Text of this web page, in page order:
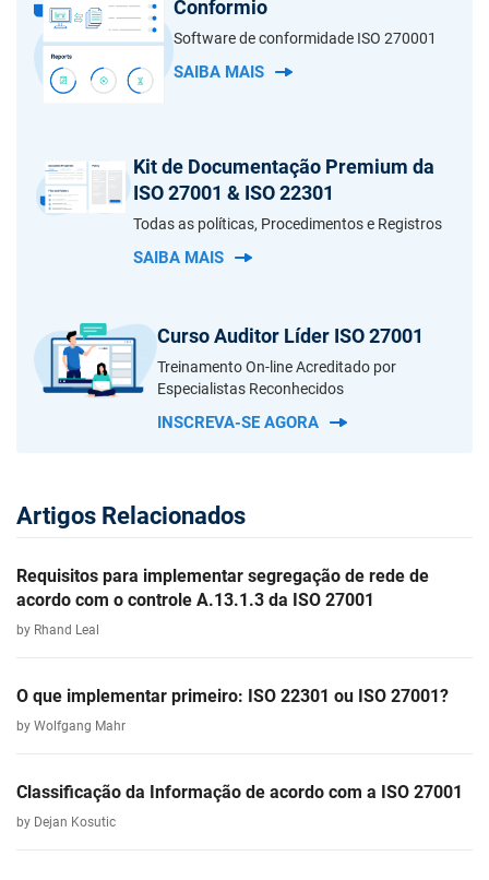
Conformio
Software de conformidade ISO 270001
SAIBA MAIS
Kit de Documentação Premium da
ISO 27001 & ISO 22301
Todas as políticas, Procedimentos e Registros
SAIBA MAIS
Curso Auditor Líder ISO 27001
Treinamento On-line Acreditado por
Especialistas Reconhecidos
INSCREVA-SE AGORA
Artigos Relacionados
Requisitos para implementar segregação de rede de
acordo com o controle A.13.1.3 da ISO 27001
by Rhand Leal
O que implementar primeiro: ISO 22301 ou ISO 27001?
by Wolfgang Mahr
Classificação da Informação de acordo com a ISO 27001
by Dejan Kosutic